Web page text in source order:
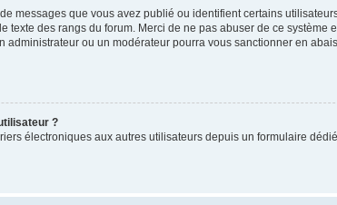
messages que vous avez publié ou identifient certains
des rangs du forum. Merci de ne pas abuser de ce système
ou un modérateur pourra vous sanctionner en
?
électroniques aux autres utilisateurs depuis un formulaire